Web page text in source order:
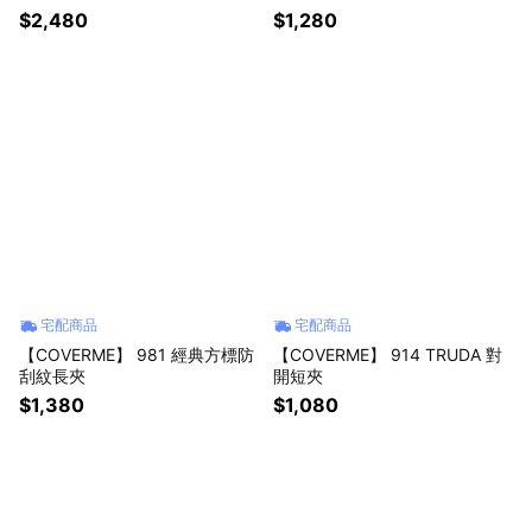
$2,480 $1,280
宅配商品
【COVERME】 981 經典方標防
刮紋長夾
$1,380
宅配商品
【COVERME】 914 TRUDA 對
開短夾
$1,080